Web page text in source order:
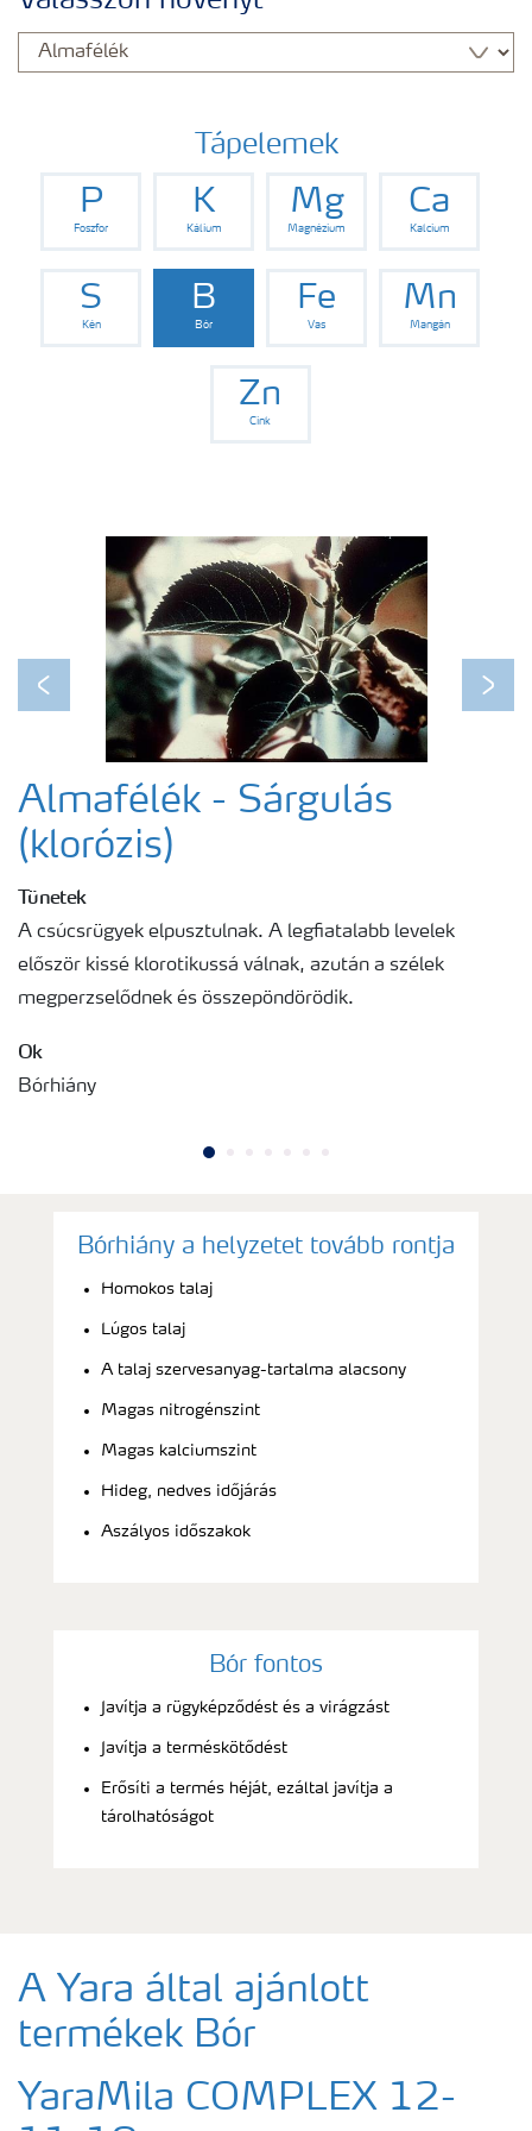
Yara adatbázis
Kísérleti eredmények
Kiadványaink
Egészséges növény - egészséges bolygó
Fenológiai ábrák
Tápelemek
P
Foszfor
K
Kálium
Mg
Magnézium
Ca
Kalcium
S
Kén
B
Bór
Fe
Vas
Mn
Mangán
Zn
Cink
Previous Next
Almafélék - Sárgulás
(klorózis)
Tünetek
A csúcsrügyek elpusztulnak. A legfiatalabb levelek
először kissé klorotikussá válnak, azután a szélek
megperzselődnek és összepöndörödik.
Ok
Bórhiány
Bórhiány a helyzetet tovább rontja
Homokos talaj
Lúgos talaj
A talaj szervesanyag-tartalma alacsony
Magas nitrogénszint
Magas kalciumszint
Hideg, nedves időjárás
Aszályos időszakok
Bór fontos
Javítja a rügyképződést és a virágzást
Javítja a terméskötődést
Erősíti a termés héját, ezáltal javítja a
tárolhatóságot
A Yara által ajánlott
termékek Bór
YaraMila COMPLEX 12-